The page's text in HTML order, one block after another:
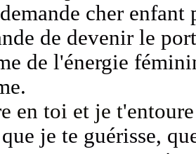
cher enfant
de devenir le
de l'énergie
en toi et je
que je te guérisse,